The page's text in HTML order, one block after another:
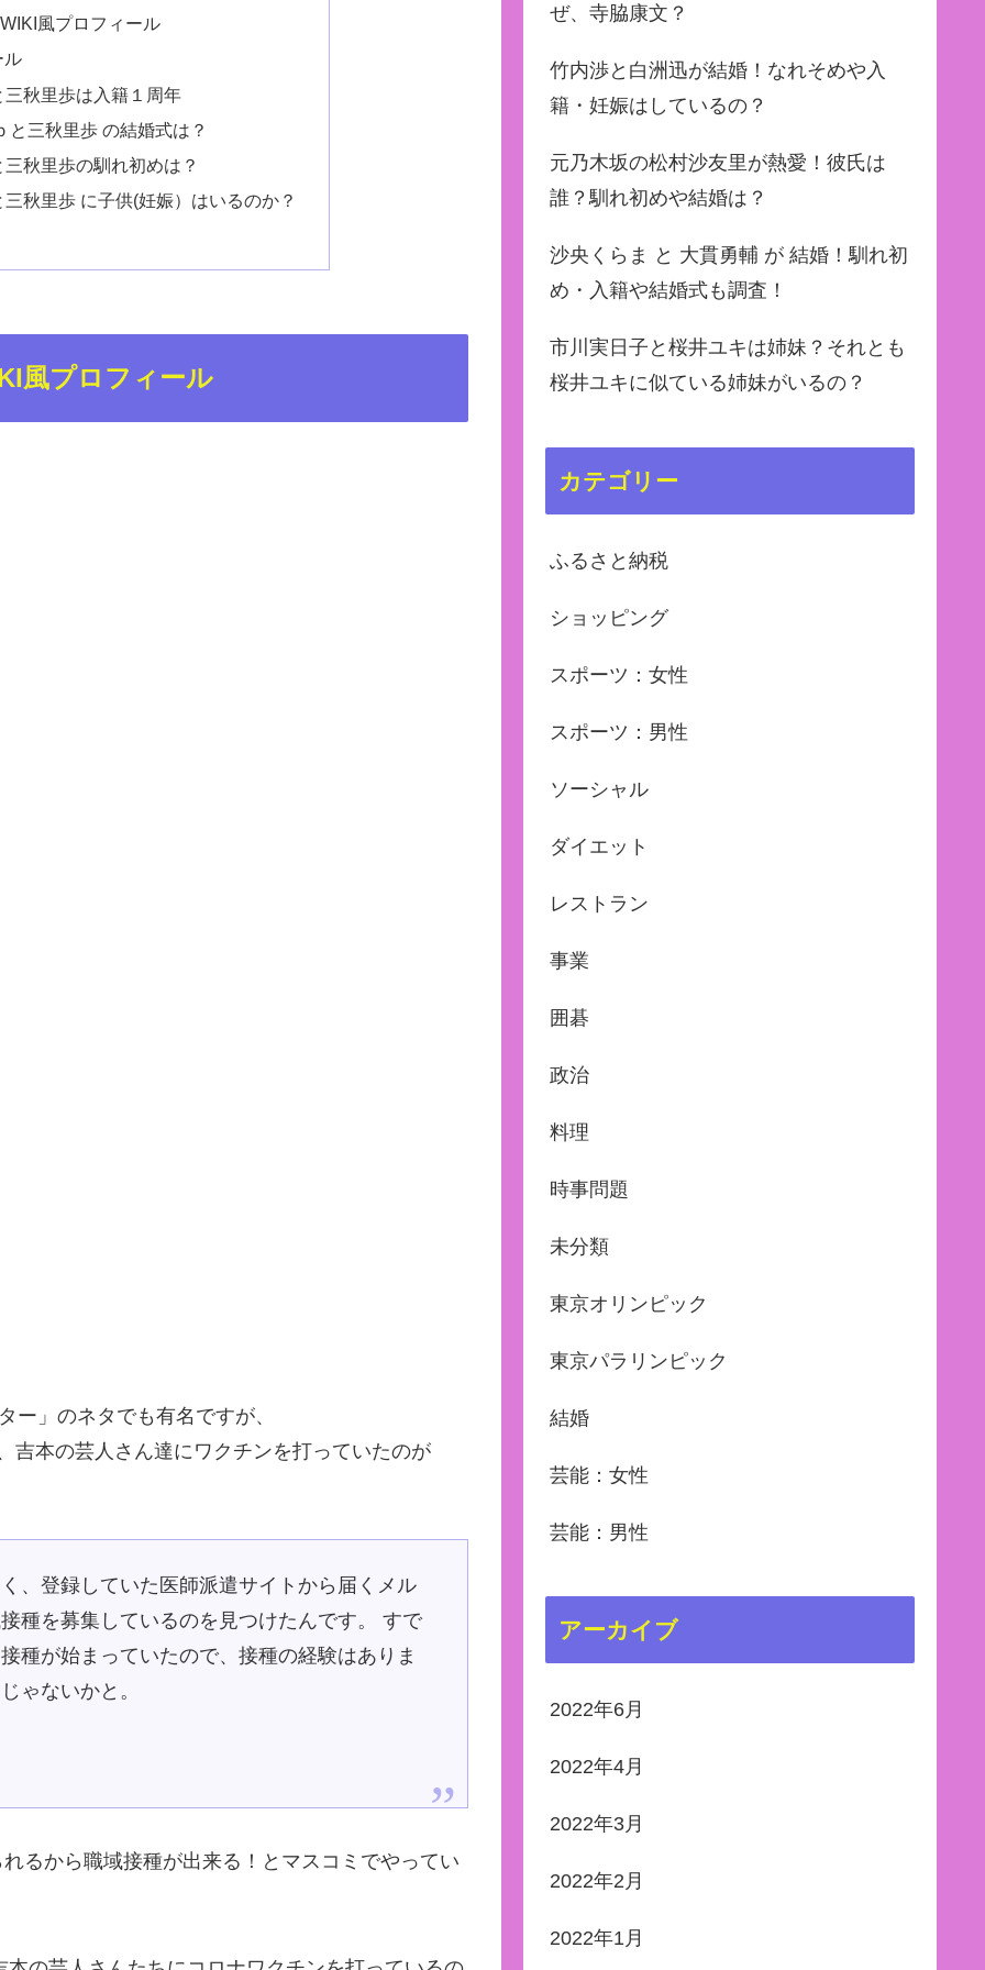
風プロフィール
ル
秋里歩は入籍１周年
三秋里歩 の結婚式は？
秋里歩の馴れ初めは？
秋里歩 に子供(妊娠）はいるのか？
風プロフィール
ー」のネタでも有名ですが、
吉本の芸人さん達にワクチンを打っていたのが
、登録していた医師派遣サイトから届くメル
種を募集しているのを見つけたんです。 すで
種が始まっていたので、接種の経験はありま
ゃないかと。
るから職域接種が出来る！とマスコミでやってい
ぜ、寺脇康文？
竹内渉と白洲迅が結婚！なれそめや入
籍・妊娠はしているの？
元乃木坂の松村沙友里が熱愛！彼氏は
誰？馴れ初めや結婚は？
沙央くらま と 大貫勇輔 が 結婚！馴れ初
め・入籍や結婚式も調査！
市川実日子と桜井ユキは姉妹？それとも
桜井ユキに似ている姉妹がいるの？
カテゴリー
ふるさと納税
ショッピング
スポーツ：女性
スポーツ：男性
ソーシャル
ダイエット
レストラン
事業
囲碁
政治
料理
時事問題
未分類
東京オリンピック
東京パラリンピック
結婚
芸能：女性
芸能：男性
アーカイブ
2022年6月
2022年4月
2022年3月
2022年2月
2022年1月